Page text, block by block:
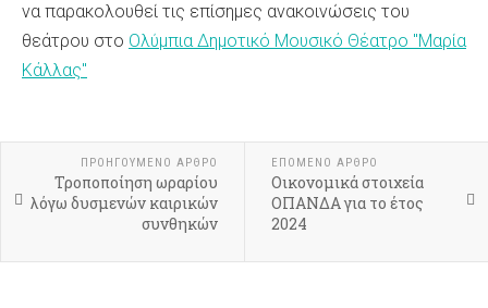
να παρακολουθεί τις επίσημες ανακοινώσεις του
θεάτρου στο Ολύμπια Δημοτικό Μουσικό Θέατρο "Μαρία
Κάλλας"
ΠΡΟΗΓΟΎΜΕΝΟ ΆΡΘΡΟ
Τροποποίηση ωραρίου
λόγω δυσμενών καιρικών
συνθηκών
ΕΠΌΜΕΝΟ ΆΡΘΡΟ
Οικονομικά στοιχεία
ΟΠΑΝΔΑ για το έτος
2024